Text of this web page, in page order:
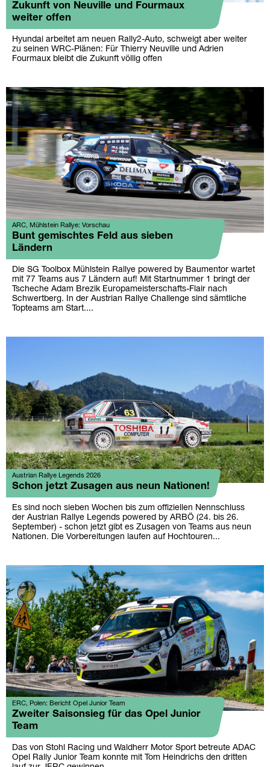
Zukunft von Neuville und Fourmaux
weiter offen
Hyundai arbeitet am neuen Rally2-Auto, schweigt aber weiter
zu seinen WRC-Plänen: Für Thierry Neuville und Adrien
Fourmaux bleibt die Zukunft völlig offen
ARC, Mühlstein Rallye: Vorschau
Bunt gemischtes Feld aus sieben
Ländern
Die SG Toolbox Mühlstein Rallye powered by Baumentor wartet
mit 77 Teams aus 7 Ländern auf! Mit Startnummer 1 bringt der
Tscheche Adam Brezik Europameisterschafts-Flair nach
Schwertberg. In der Austrian Rallye Challenge sind sämtliche
Topteams am Start....
Austrian Rallye Legends 2026
Schon jetzt Zusagen aus neun Nationen!
Es sind noch sieben Wochen bis zum offiziellen Nennschluss
der Austrian Rallye Legends powered by ARBÖ (24. bis 26.
September) - schon jetzt gibt es Zusagen von Teams aus neun
Nationen. Die Vorbereitungen laufen auf Hochtouren...
ERC, Polen: Bericht Opel Junior Team
Zweiter Saisonsieg für das Opel Junior
Team
Das von Stohl Racing und Waldherr Motor Sport betreute ADAC
Opel Rally Junior Team konnte mit Tom Heindrichs den dritten